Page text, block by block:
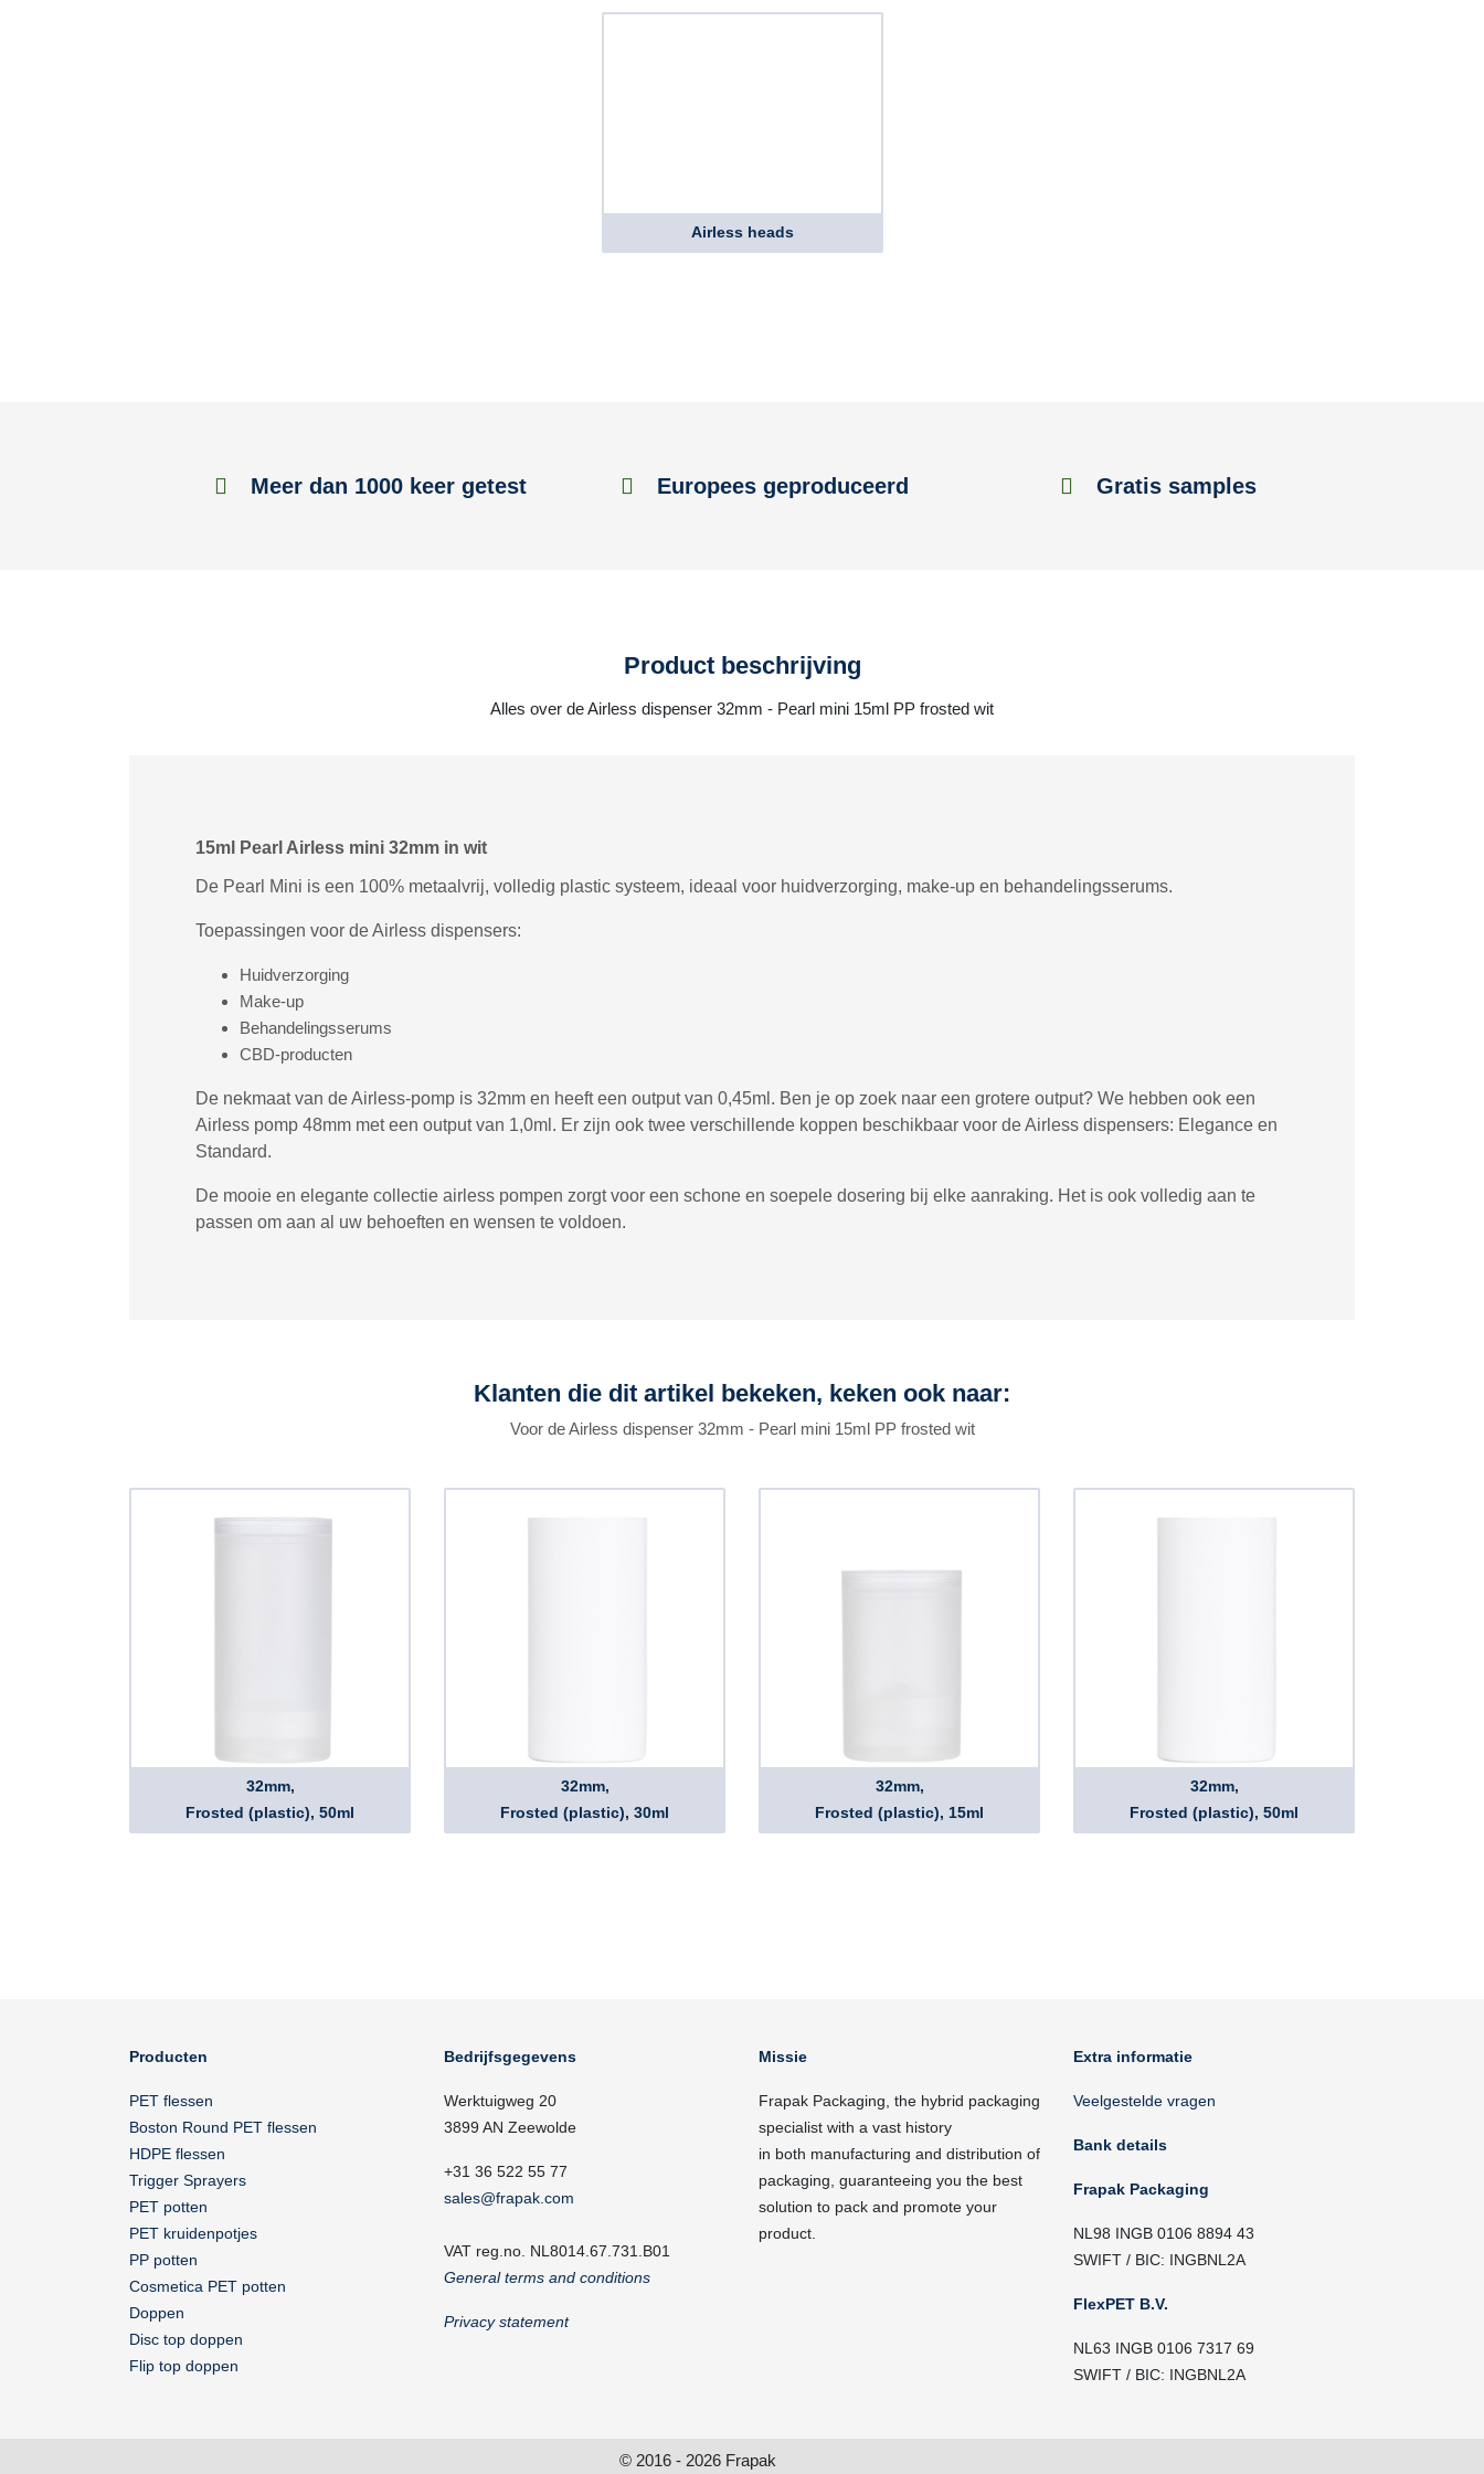
Airless heads
Meer dan 1000 keer getest Europees geproduceerd Gratis samples
Product beschrijving
Alles over de Airless dispenser 32mm - Pearl mini 15ml PP frosted wit
15ml Pearl Airless mini 32mm in wit
De Pearl Mini is een 100% metaalvrij, volledig plastic systeem, ideaal voor huidverzorging, make-up en behandelingsserums.
Toepassingen voor de Airless dispensers:
Huidverzorging
Make-up
Behandelingsserums
CBD-producten
De nekmaat van de Airless-pomp is 32mm en heeft een output van 0,45ml. Ben je op zoek naar een grotere output? We hebben ook een
Airless pomp 48mm met een output van 1,0ml. Er zijn ook twee verschillende koppen beschikbaar voor de Airless dispensers: Elegance en
Standard.
De mooie en elegante collectie airless pompen zorgt voor een schone en soepele dosering bij elke aanraking. Het is ook volledig aan te
passen om aan al uw behoeften en wensen te voldoen.
Klanten die dit artikel bekeken, keken ook naar:
Voor de Airless dispenser 32mm - Pearl mini 15ml PP frosted wit
32mm,
Frosted (plastic), 50ml
32mm,
Frosted (plastic), 30ml
32mm,
Frosted (plastic), 15ml
32mm,
Frosted (plastic), 50ml
Producten
PET flessen
Boston Round PET flessen
HDPE flessen
Trigger Sprayers
PET potten
PET kruidenpotjes
PP potten
Cosmetica PET potten
Doppen
Disc top doppen
Flip top doppen
Bedrijfsgegevens
Werktuigweg 20
3899 AN Zeewolde
+31 36 522 55 77
sales@frapak.com
VAT reg.no. NL8014.67.731.B01
General terms and conditions
Privacy statement
Missie
Frapak Packaging, the hybrid packaging
specialist with a vast history
in both manufacturing and distribution of
packaging, guaranteeing you the best
solution to pack and promote your
product.
Extra informatie
Veelgestelde vragen
Bank details
Frapak Packaging
NL98 INGB 0106 8894 43
SWIFT / BIC: INGBNL2A
FlexPET B.V.
NL63 INGB 0106 7317 69
SWIFT / BIC: INGBNL2A
© 2016 - 2026 Frapak